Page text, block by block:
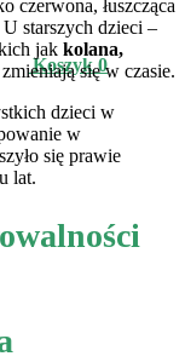
Koszyk 0
czerwona, łuszcząca
starszych dzieci –
jak kolana,
się w czasie.
dzieci w
w
się prawie
lat.